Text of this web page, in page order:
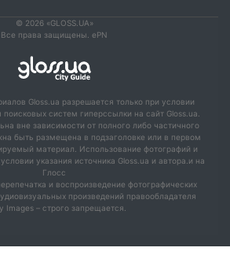
© 2026 «GLOSS.UA»
Все права защищены. ePN
Gloss.ua разрешается только при условии
систем гиперссылки на сайт Gloss.ua.
вне зависимости от полного либо частичного
быть размещена в подзаголовке или в первом
материал. Использование фотографий и
указания источника Gloss.ua и автора.и на
Глосс
и воспроизведение фотографических
произведений правообладателя
Images – строго запрещается.